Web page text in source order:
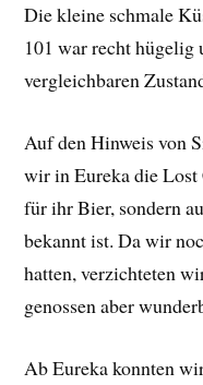
Die kleine schmale
101 war recht
vergleichbaren
Auf den Hinweis von
wir in Eureka die Lost
für ihr Bier, sondern
bekannt ist. Da wir
hatten, verzichteten
genossen aber
Ab Eureka konnten